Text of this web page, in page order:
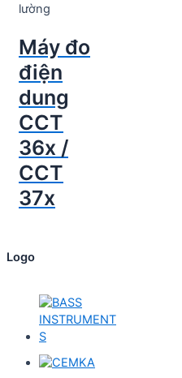
Logo
lường
Máy đo
điện
dung
CCT
36x /
CCT
37x